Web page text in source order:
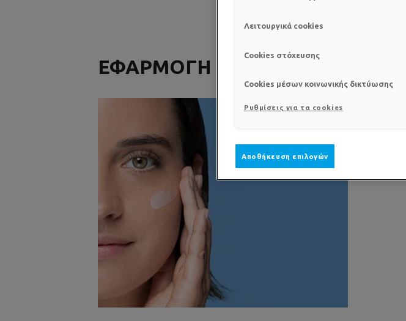
ΕΦΑΡΜΟΓΗ
Λειτουργικά cookies
Cookies στόχευσης
Cookies μέσων κοινωνικής δικτύωσης
Ρυθμίσεις για τα cookies
Αποθήκευση επιλογών